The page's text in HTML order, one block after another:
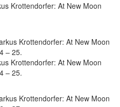
Krottendorfer: At New Moon
Krottendorfer: At New Moon
– 25.